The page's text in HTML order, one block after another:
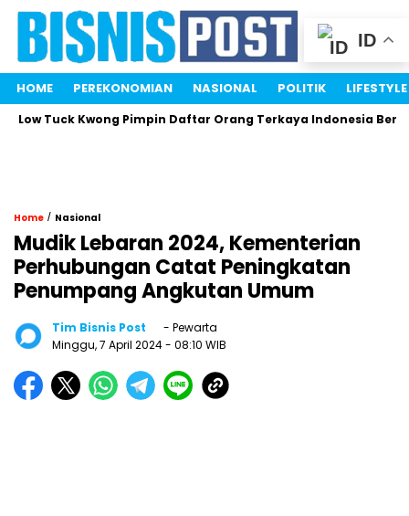
HOME PEREKONOMIAN NASIONAL POLITIK LIFESTYLE
Kwong Pimpin Daftar Orang Terkaya Indonesia Berkat
Home / Nasional
Mudik Lebaran 2024, Kementerian
Perhubungan Catat Peningkatan
Penumpang Angkutan Umum
Tim Bisnis Post
- Pewarta
Minggu, 7 April 2024- 08:10 WIB
ID